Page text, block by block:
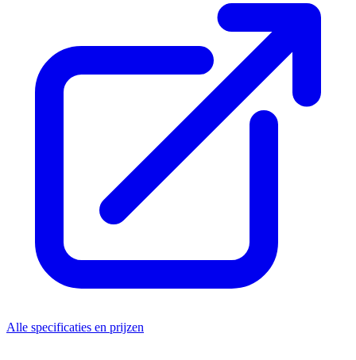
Alle specificaties en prijzen